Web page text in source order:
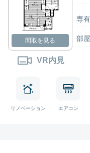
間取を見る
VR内見
専
部
リノベーション エアコン